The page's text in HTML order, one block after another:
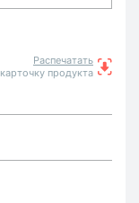
Распечатать
карточку продукта